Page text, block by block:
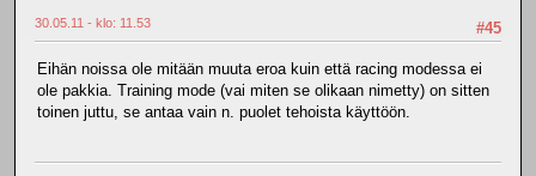
#45
30.05.11 - klo: 11.53
Eihän noissa ole mitään muuta eroa kuin että racing modessa ei
ole pakkia. Training mode (vai miten se olikaan nimetty) on sitten
toinen juttu, se antaa vain n. puolet tehoista käyttöön.